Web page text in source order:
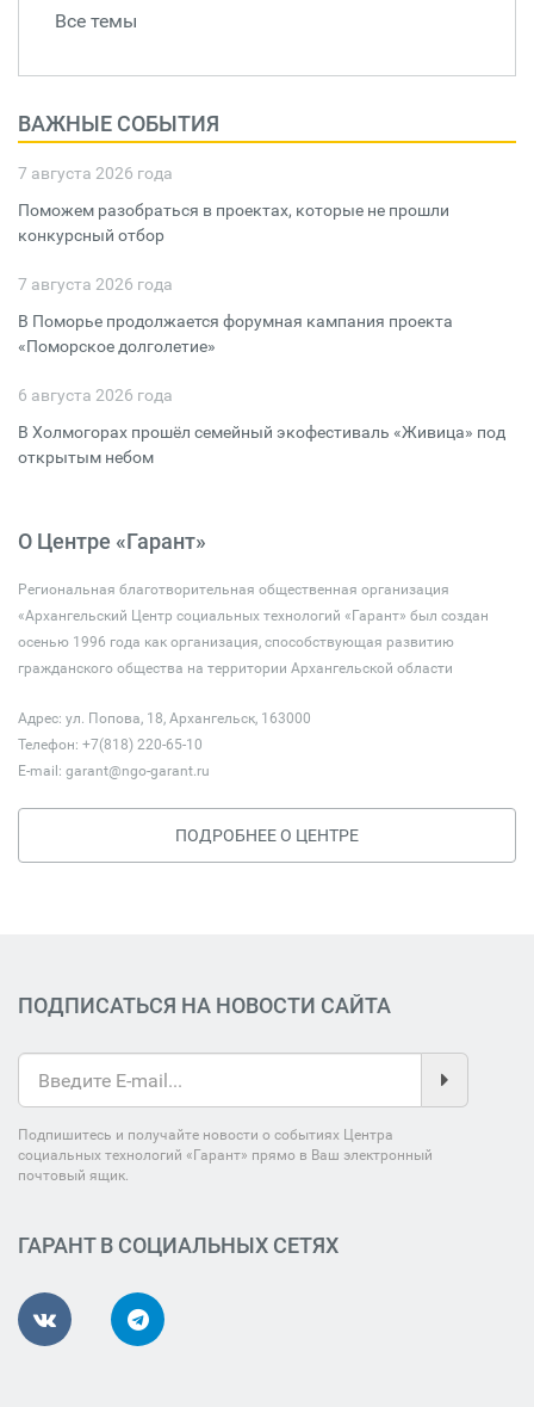
Все темы
ВАЖНЫЕ СОБЫТИЯ
7 августа 2026 года
Поможем разобраться в проектах, которые не прошли
конкурсный отбор
7 августа 2026 года
В Поморье продолжается форумная кампания проекта
«Поморское долголетие»
6 августа 2026 года
В Холмогорах прошёл семейный экофестиваль «Живица» под
открытым небом
О Центре «Гарант»
Региональная благотворительная общественная организация
«Архангельский Центр социальных технологий «Гарант» был создан
осенью 1996 года как организация, способствующая развитию
гражданского общества на территории Архангельской области
Адрес: ул. Попова, 18, Архангельск, 163000
Телефон: +7(818) 220-65-10
E-mail: garant@ngo-garant.ru
ПОДРОБНЕЕ О ЦЕНТРЕ
ПОДПИСАТЬСЯ НА НОВОСТИ САЙТА
Подпишитесь и получайте новости о событиях Центра
социальных технологий «Гарант» прямо в Ваш электронный
почтовый ящик.
ГАРАНТ В СОЦИАЛЬНЫХ СЕТЯХ